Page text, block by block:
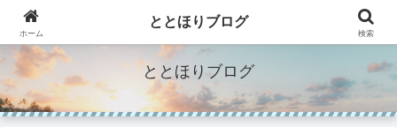
"Make Life Richer"人生を豊かにするモノのブログ。
ととほりブログ
ホーム
ととほりブログ
検索